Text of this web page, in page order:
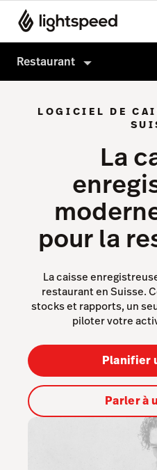
Restaurant
Order Anywhere
Payments
Advanced Insights
Écran d’Affichage
Reservations
Tasks
Benchmarks & Trends
Capital
Intégrations
Multi-site
LOGICIEL DE
La
pour la
La caisse
restaurant en Suisse.
stocks et rapports, un
piloter votre
Planifier
Parler à